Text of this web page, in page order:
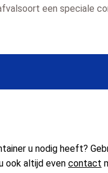
een speciale
u nodig heeft?
ook altijd even contact